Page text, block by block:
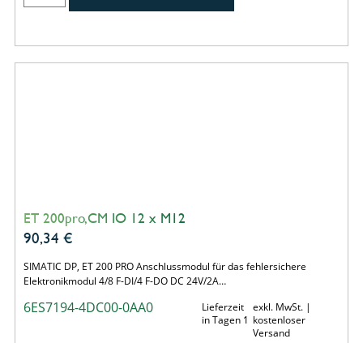
ET 200pro,CM IO 12 x M12
90,34 €
SIMATIC DP, ET 200 PRO Anschlussmodul für das fehlersichere
Elektronikmodul 4/8 F-DI/4 F-DO DC 24V/2A…
6ES7194-4DC00-0AA0
Lieferzeit
in Tagen 1
exkl. MwSt. |
kostenloser
Versand